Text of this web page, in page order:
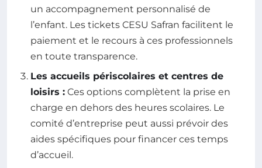
un accompagnement personnalisé de
l’enfant. Les tickets CESU Safran facilitent le
paiement et le recours à ces professionnels
en toute transparence.
Les accueils périscolaires et centres de
loisirs : Ces options complètent la prise en
charge en dehors des heures scolaires. Le
comité d’entreprise peut aussi prévoir des
aides spécifiques pour financer ces temps
d’accueil.